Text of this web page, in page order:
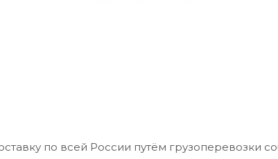
по всей России путём грузоперевозки